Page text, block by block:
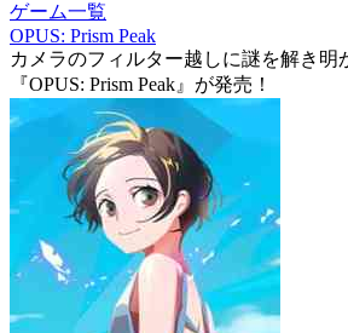
ゲーム一覧
OPUS: Prism Peak
カメラのフィルター越しに謎を解き明
『OPUS: Prism Peak』が発売！